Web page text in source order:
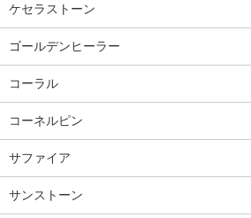
ケセラストーン
ゴールデンヒーラー
コーラル
コーネルピン
サファイア
サンストーン